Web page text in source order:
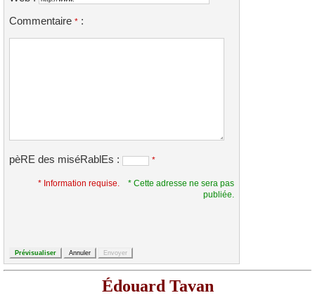
Commentaire * :
pèRE des miséRablEs : *
* Information requise.
* Cette adresse ne sera pas
publiée.
Édouard Tavan